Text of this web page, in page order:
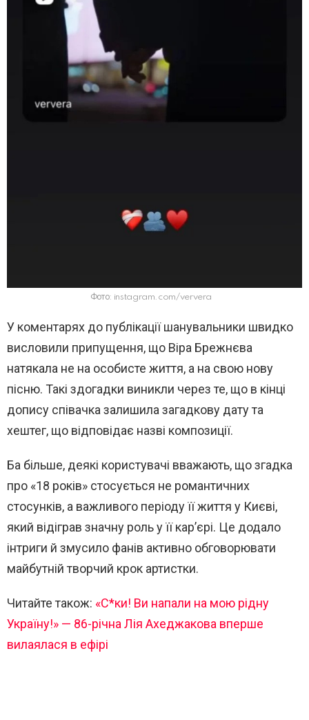
Фото: instagram.com/ververa
У коментарях до публікації шанувальники швидко
висловили припущення, що Віра Брежнєва
натякала не на особисте життя, а на свою нову
пісню. Такі здогадки виникли через те, що в кінці
допису співачка залишила загадкову дату та
хештег, що відповідає назві композиції.
Ба більше, деякі користувачі вважають, що згадка
про «18 років» стосується не романтичних
стосунків, а важливого періоду її життя у Києві,
який відіграв значну роль у її кар’єрі. Це додало
інтриги й змусило фанів активно обговорювати
майбутній творчий крок артистки.
Читайте також: «С*ки! Ви напали на мою рідну
Україну!» — 86-річна Лія Ахеджакова вперше
вилаялася в ефірі